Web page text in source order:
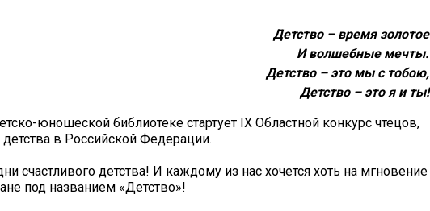
Детство – время золотое
И волшебные мечты.
Детство – это мы с тобою,
Детство – это я и ты!
юношеской библиотеке стартует IX Областной конкурс чтецов,
в Российской Федерации.
счастливого детства! И каждому из нас хочется хоть на мгновение
под названием «Детство»!